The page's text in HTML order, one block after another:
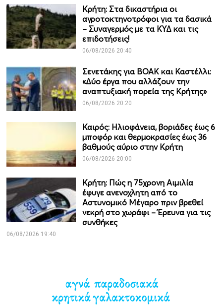
Κρήτη: Στα δικαστήρια οι
αγροτοκτηνοτρόφοι για τα δασικά
– Συναγερμός με τα ΚΥΔ και τις
επιδοτήσεις!
06/08/2026 20:40
Σενετάκης για ΒΟΑΚ και Καστέλλι:
«Δύο έργα που αλλάζουν την
αναπτυξιακή πορεία της Κρήτης»
06/08/2026 20:20
Καιρός: Ηλιοφάνεια, βοριάδες έως 6
μποφόρ και θερμοκρασίες έως 36
βαθμούς αύριο στην Κρήτη
06/08/2026 20:00
Κρήτη: Πώς η 75χρονη Αιμιλία
έφυγε ανενοχλητη από το
Αστυνομικό Μέγαρο πριν βρεθεί
νεκρή στο χωράφι – Έρευνα για τις
συνθήκες
06/08/2026 19:40